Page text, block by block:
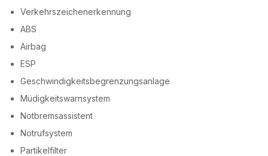
Verkehrszeichenerkennung
ABS
Airbag
ESP
Geschwindigkeitsbegrenzungsanlage
Müdigkeitswarnsystem
Notbremsassistent
Notrufsystem
Partikelfilter